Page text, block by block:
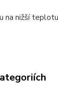
na nižší teplotu